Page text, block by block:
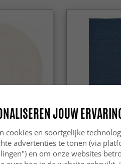
- Ella (creme)
Wollen-
(marineblauw)
JOUW
cookies en soortgelijke
advertenties te tonen (via
en om onze websites